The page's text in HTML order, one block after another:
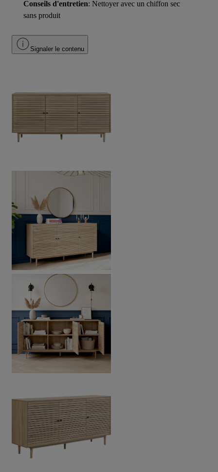
Conseils d'entretien: Nettoyer avec un chiffon sec
sans produit
Signaler le contenu